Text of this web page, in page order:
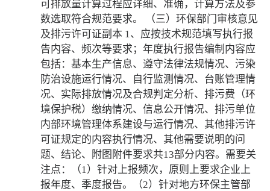
可排放量计算过程应详细、准确，计算方法及参
数选取符合规范要求。 （三）环保部门审核意见
及排污许可证副本 1、应按技术规范填写执行报
告内容、频次等要求；年度执行报告编制内容应
包括：基本生产信息、遵守法律法规情况、污染
防治设施运行情况、自行监测情况、台账管理情
况、实际排放情况及合规判定分析、排污费（环
境保护税）缴纳情况、信息公开情况、排污单位
内部环境管理体系建设与运行情况、其他排污许
可证规定的内容执行情况、其他需要说明的问
题、结论、附图附件要求共13部分内容。需要关
注点：（1）针对上报频次，原则上要求企业上
报年度、季度报告。（2）针对地方环保主管部